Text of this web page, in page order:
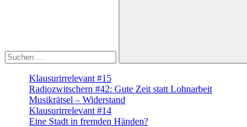
Suchen
Klausurirrelevant #15
Radiozwitschern #42: Gute Zeit statt Lohnarbeit
Musikrätsel – Widerstand
Klausurirrelevant #14
Eine Stadt in fremden Händen?